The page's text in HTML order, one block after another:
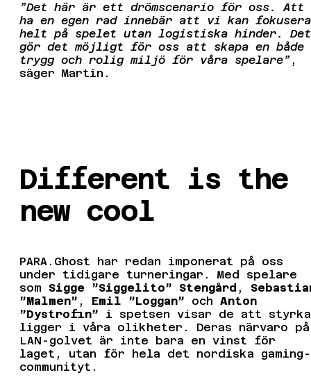
”Det här är ett drömscenario för oss. Att
ha en egen rad innebär att vi kan fokusera
helt på spelet utan logistiska hinder. Det
gör det möjligt för oss att skapa en både
trygg och rolig miljö för våra spelare” ,
säger Martin.
Different is the
new cool
PARA.Ghost har redan imponerat på oss
under tidigare turneringar. Med spelare
som Sigge ”Siggelito” Stengård ,
”Malmen” , Emil ”Loggan” och Anton
”Dystrofin” i spetsen visar de att styrka
ligger i våra olikheter. Deras närvaro på
LAN-golvet är inte bara en vinst för
laget, utan för hela det nordiska gaming-
communityt.